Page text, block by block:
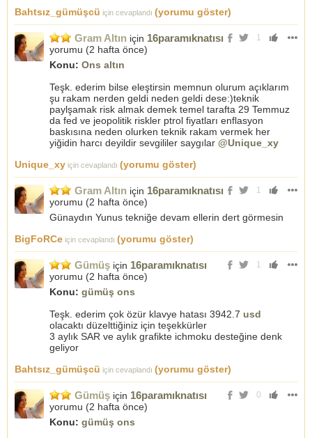
Bahtsız_gümüşcü için cevaplandı (yorumu göster)
1
Gram Altın için 16paramıknatısı
yorumu (2 hafta önce)
Konu: Ons altın
Teşk. ederim bilse eleştirsin memnun olurum açıklarım
şu rakam nerden geldi neden geldi dese:)teknik
paylşamak risk almak demek temel tarafta 29 Temmuz
da fed ve jeopolitik riskler ptrol fiyatları enflasyon
baskısına neden olurken teknik rakam vermek her
yiğidin harcı deyildir sevgililer saygılar @Unique_xy
Unique_xy için cevaplandı (yorumu göster)
1
Gram Altın için 16paramıknatısı
yorumu (2 hafta önce)
Günaydın Yunus tekniğe devam ellerin dert görmesin
BigFoRCe için cevaplandı (yorumu göster)
1
Gümüş için 16paramıknatısı
yorumu (2 hafta önce)
Konu: gümüş ons
Teşk. ederim çok özür klavye hatası 3942.7 usd
olacaktı düzelttiğiniz için teşekkürler
3 aylık SAR ve aylık grafikte ichmoku desteğine denk
geliyor
Bahtsız_gümüşcü için cevaplandı (yorumu göster)
0
Gümüş için 16paramıknatısı
yorumu (2 hafta önce)
Konu: gümüş ons